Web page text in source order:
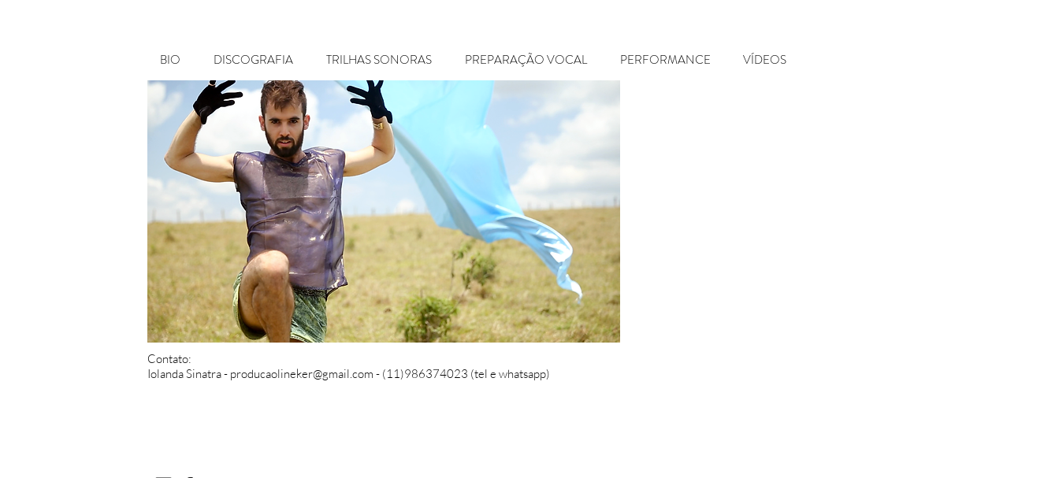
BIO DISCOGRAFIA TRILHAS SONORAS PREPARAÇÃO VOCAL PERFORMANCE VÍDEOS
Contato:
Iolanda Sinatra - producaolineker@gmail.com - (11)986374023 (tel e whatsapp)